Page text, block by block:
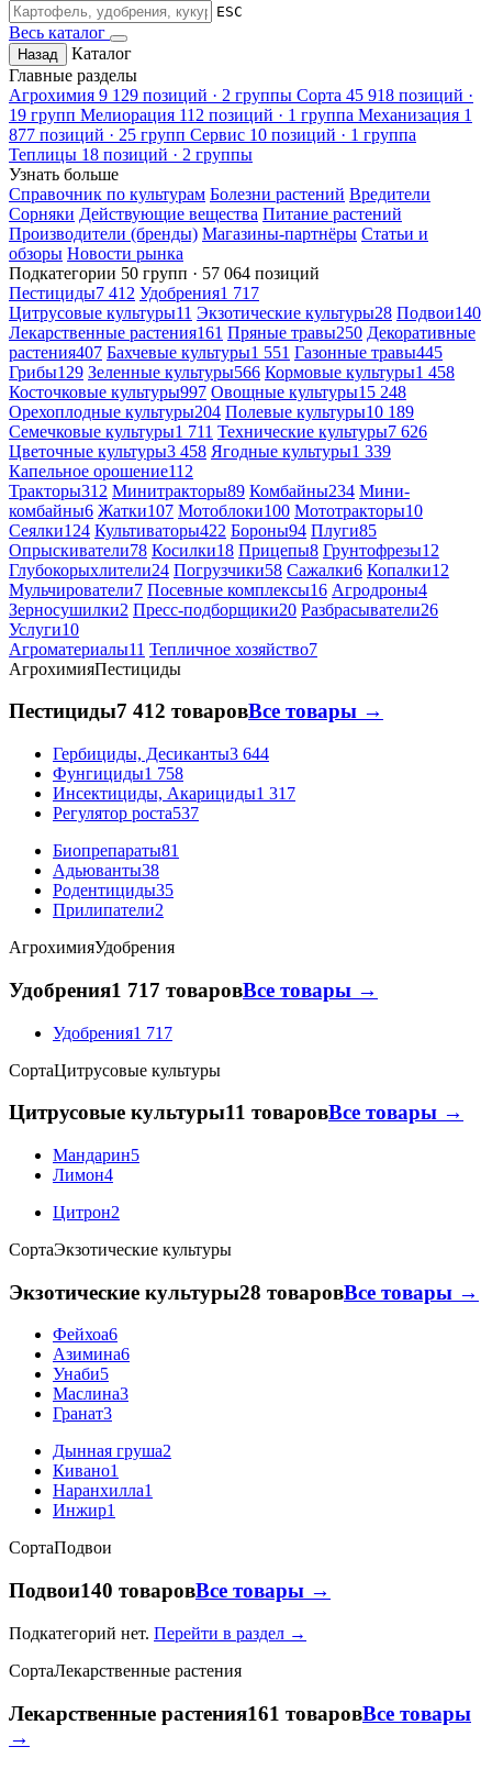
ESC
Весь каталог
Назад
Каталог
Главные разделы
Агрохимия 9 129 позиций · 2 группы Сорта 45 918 позиций ·
19 групп Мелиорация 112 позиций · 1 группа Механизация 1
877 позиций · 25 групп Сервис 10 позиций · 1 группа
Теплицы 18 позиций · 2 группы
Узнать больше
Справочник по культурам Болезни растений Вредители
Сорняки Действующие вещества Питание растений
Производители (бренды) Магазины-партнёры Статьи и
обзоры Новости рынка
Подкатегории 50 групп · 57 064 позиций
Пестициды7 412 Удобрения1 717
Цитрусовые культуры11 Экзотические культуры28 Подвои140
Лекарственные растения161 Пряные травы250 Декоративные
растения407 Бахчевые культуры1 551 Газонные травы445
Грибы129 Зеленные культуры566 Кормовые культуры1 458
Косточковые культуры997 Овощные культуры15 248
Орехоплодные культуры204 Полевые культуры10 189
Семечковые культуры1 711 Технические культуры7 626
Цветочные культуры3 458 Ягодные культуры1 339
Капельное орошение112
Тракторы312 Минитракторы89 Комбайны234 Мини-
комбайны6 Жатки107 Мотоблоки100 Мототракторы10
Сеялки124 Культиваторы422 Бороны94 Плуги85
Опрыскиватели78 Косилки18 Прицепы8 Грунтофрезы12
Глубокорыхлители24 Погрузчики58 Сажалки6 Копалки12
Мульчирователи7 Посевные комплексы16 Агродроны4
Зерносушилки2 Пресс-подборщики20 Разбрасыватели26
Услуги10
Агроматериалы11 Тепличное хозяйство7
АгрохимияПестициды
Пестициды7 412 товаровВсе товары →
Гербициды, Десиканты3 644
Фунгициды1 758
Инсектициды, Акарициды1 317
Регулятор роста537
Биопрепараты81
Адьюванты38
Родентициды35
Прилипатели2
АгрохимияУдобрения
Удобрения1 717 товаровВсе товары →
Удобрения1 717
СортаЦитрусовые культуры
Цитрусовые культуры11 товаровВсе товары →
Мандарин5
Лимон4
Цитрон2
СортаЭкзотические культуры
Экзотические культуры28 товаровВсе товары →
Фейхоа6
Азимина6
Унаби5
Маслина3
Гранат3
Дынная груша2
Кивано1
Наранхилла1
Инжир1
СортаПодвои
Подвои140 товаровВсе товары →
Подкатегорий нет. Перейти в раздел →
СортаЛекарственные растения
Лекарственные растения161 товаровВсе товары
→